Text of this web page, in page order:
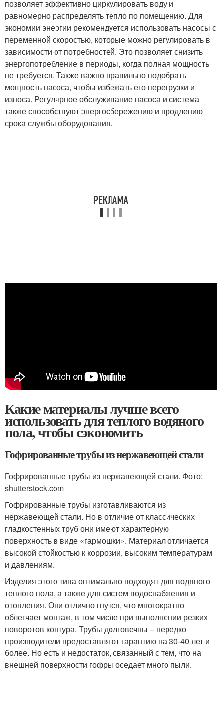
позволяет эффективно циркулировать воду и
равномерно распределять тепло по помещению. Для
экономии энергии рекомендуется использовать насосы с
переменной скоростью, которые можно регулировать в
зависимости от потребностей. Это позволяет снизить
энергопотребление в периоды, когда полная мощность
не требуется. Также важно правильно подобрать
мощность насоса, чтобы избежать его перегрузки и
износа. Регулярное обслуживание насоса и система
также способствуют энергосбережению и продлению
срока службы оборудования.
Какие материалы лучше всего
использовать для теплого водяного
пола, чтобы сэкономить
Гофрированные трубы из нержавеющей стали
Гофрированные трубы из нержавеющей стали. Фото:
shutterstock.com
Гофрированные трубы изготавливаются из
нержавеющей стали. Но в отличие от классических
гладкостенных труб они имеют характерную
поверхность в виде «гармошки». Материал отличается
высокой стойкостью к коррозии, высоким температурам
и давлениям.
Изделия этого типа оптимально подходят для водяного
теплого пола, а также для систем водоснабжения и
отопления. Они отлично гнутся, что многократно
облегчает монтаж, в том числе при выполнении резких
поворотов контура. Трубы долговечны – нередко
производители предоставляют гарантию на 30-40 лет и
более. Но есть и недостаток, связанный с тем, что на
внешней поверхности гофры оседает много пыли.